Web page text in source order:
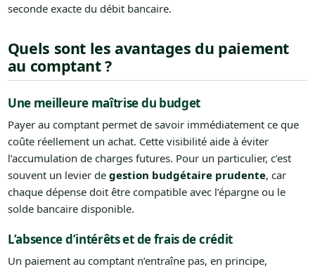
seconde exacte du débit bancaire.
Quels sont les avantages du paiement
au comptant ?
Une meilleure maîtrise du budget
Payer au comptant permet de savoir immédiatement ce que
coûte réellement un achat. Cette visibilité aide à éviter
l’accumulation de charges futures. Pour un particulier, c’est
souvent un levier de gestion budgétaire prudente, car
chaque dépense doit être compatible avec l’épargne ou le
solde bancaire disponible.
L’absence d’intérêts et de frais de crédit
Un paiement au comptant n’entraîne pas, en principe,